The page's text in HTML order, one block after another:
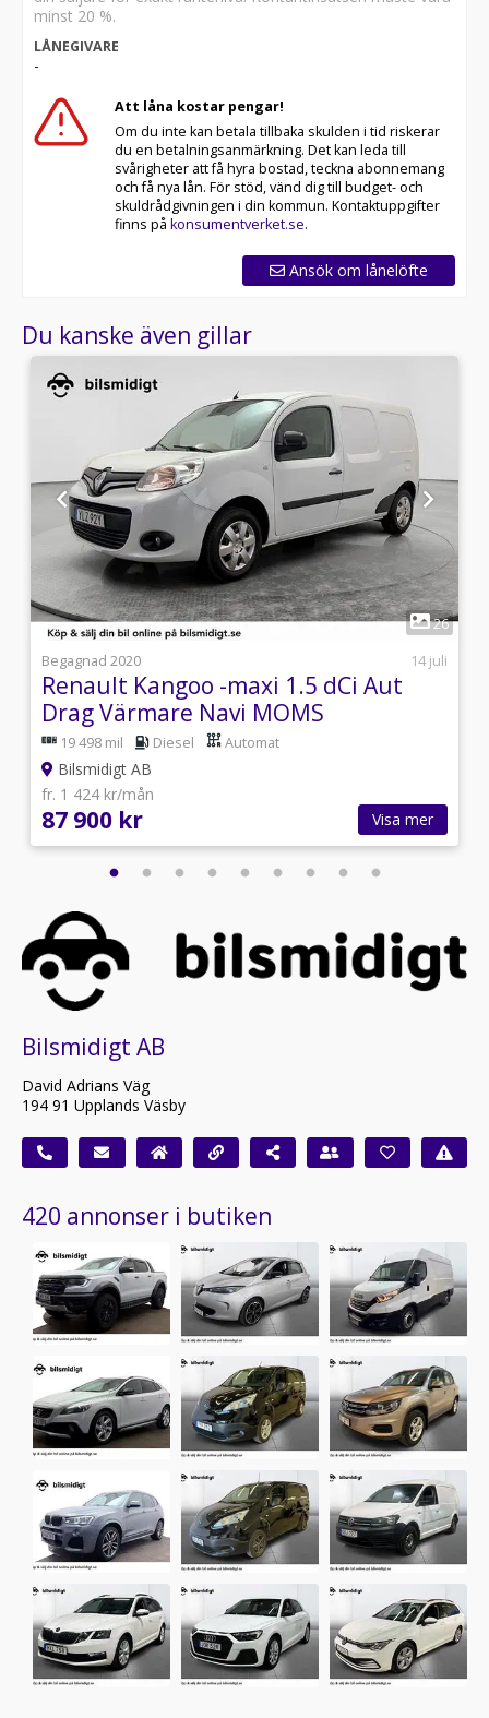
minst 20 %.
LÅNEGIVARE
-
Att låna kostar pengar!
Om du inte kan betala tillbaka skulden i tid riskerar
du en betalningsanmärkning. Det kan leda till
svårigheter att få hyra bostad, teckna abonnemang
och få nya lån. För stöd, vänd dig till budget- och
skuldrådgivningen i din kommun. Kontaktuppgifter
finns på konsumentverket.se.
Ansök om lånelöfte
Du kanske även gillar
1
26
Begagnad 2020
14 juli
Renault Kangoo -maxi 1.5 dCi Aut
Drag Värmare Navi MOMS
19 498 mil Diesel Automat
Bilsmidigt AB
fr. 1 424 kr/mån
87 900 kr Visa mer
Bilsmidigt AB
David Adrians Väg
194 91 Upplands Väsby
420 annonser i butiken